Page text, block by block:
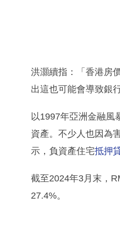
洪灝續指：「香港房
出這也可能會導致銀
以1997年亞洲金融風
資產。不少人也因為
示，負資產住宅抵押
截至2024年3月末，
27.4%。